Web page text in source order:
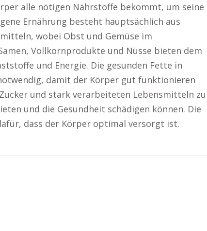
alle nötigen Nährstoffe bekommt, um seine
Ernährung besteht hauptsächlich aus
wobei Obst und Gemüse im
Vollkornprodukte und Nüsse bieten dem
und Energie. Die gesunden Fette in
damit der Körper gut funktionieren
und stark verarbeiteten Lebensmitteln zu
und die Gesundheit schädigen können. Die
dass der Körper optimal versorgt ist.